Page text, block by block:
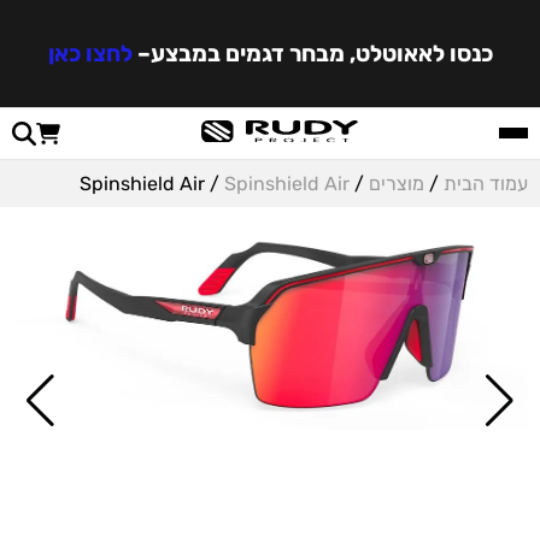
כנסו לאאוטלט, מבחר דגמים במבצע–לחצו כאן
עמוד הבית / מוצרים /
Spinshield Air
/ Spinshield Air